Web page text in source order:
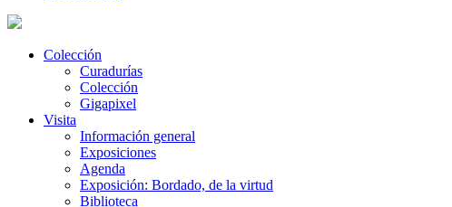
Colección
Curadurías
Colección
Gigapixel
Visita
Información general
Exposiciones
Agenda
Exposición: Bordado, de la virtud
Biblioteca